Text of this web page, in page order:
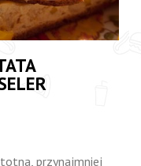
przynajmniej